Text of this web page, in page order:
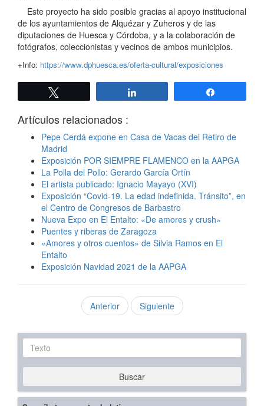
Este proyecto ha sido posible gracias al apoyo institucional
de los ayuntamientos de Alquézar y Zuheros y de las
diputaciones de Huesca y Córdoba, y a la colaboración de
fotógrafos, coleccionistas y vecinos de ambos municipios.
+Info: https://www.dphuesca.es/oferta-cultural/exposiciones
Artículos relacionados :
Pepe Cerdá expone en Casa de Vacas del Retiro de
Madrid
Exposición POR SIEMPRE FLAMENCO en la AAPGA
La Polla del Pollo: Gerardo García Ortín
El artista publicado: Ignacio Mayayo (XVI)
Exposición “Covid-19. La edad indefinida. Tránsito”, en
el Centro de Congresos de Barbastro
Nueva Expo en El Entalto: «De amores y crush»
Puentes y riberas de Zaragoza
«Amores y otros cuentos» de Silvia Ramos en El
Entalto
Exposición Navidad 2021 de la AAPGA
Anterior Siguiente
Texto
Buscar